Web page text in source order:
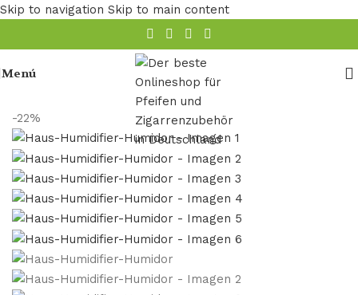
Skip to navigation Skip to main content
Menú
recipientes para guardar puros / Humidificador de puros
-22%